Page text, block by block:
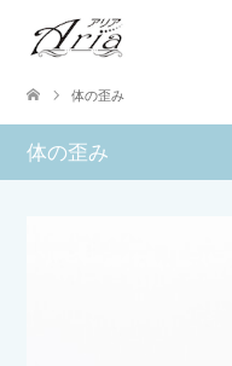
体の歪み
体の歪み